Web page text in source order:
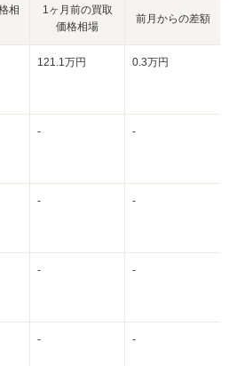
相
1ヶ月前の買取
価格相場
前月からの差額
121.1万円 0.3万円
- -
- -
- -
- -